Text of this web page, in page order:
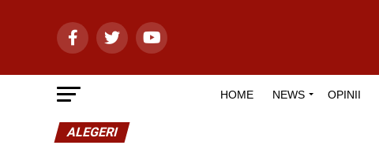
HOME NEWS OPINII
ALEGERI